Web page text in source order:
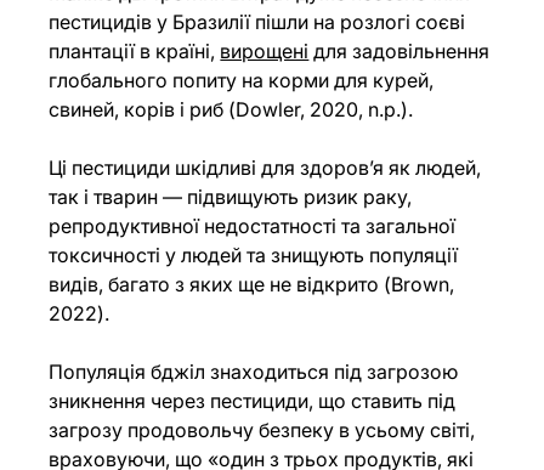
пестицидів у Бразилії пішли на розлогі соєві
плантації в країні, вирощені для задовільнення
глобального попиту на корми для курей,
свиней, корів і риб (Dowler, 2020, n.p.).
Ці пестициди шкідливі для здоров’я як людей,
так і тварин — підвищують ризик раку,
репродуктивної недостатності та загальної
токсичності у людей та знищують популяції
видів, багато з яких ще не відкрито (Brown,
2022).
Популяція бджіл знаходиться під загрозою
зникнення через пестициди, що ставить під
загрозу продовольчу безпеку в усьому світі,
враховуючи, що «один з трьох продуктів, які